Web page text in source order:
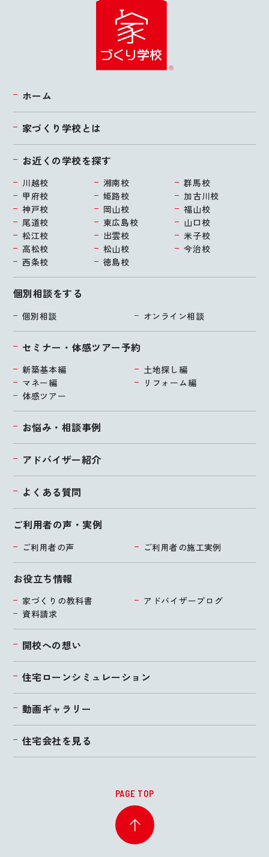
ホーム
家づくり学校とは
お悩み・相談事例
アドバイザー紹介
よくある質問
ご利用者の声・実例
ご利用者の声 ご利用者の施工実例
個別相談をする
個別相談 オンライン相談
セミナー・体感ツアー予約
新築基本編
土地探し編
マネー編
リフォーム編
体感ツアー
お近くの学校を探す
川越校 湘南校
群馬校
甲府校
姫路校
加古川校
神戸校
岡山校
福山校
尾道校
東広島校
山口校
松江校
出雲校
米子校
高松校
松山校
今治校
西条校
徳島校
お役立ち情報
家づくりの教科書
アドバイザーブログ
資料請求
開校への想い
住宅ローンシミュレーション
動画ギャラリー
住宅会社を見る
PAGE TOP